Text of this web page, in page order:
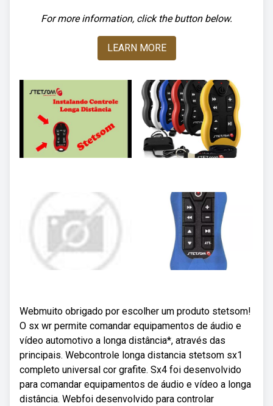
For more information, click the button below.
LEARN MORE
Webmuito obrigado por escolher um produto stetsom!
O sx wr permite comandar equipamentos de áudio e
vídeo automotivo a longa distância*, através das
principais. Webcontrole longa distancia stetsom sx1
completo universal cor grafite. Sx4 foi desenvolvido
para comandar equipamentos de áudio e vídeo a longa
distância. Webfoi desenvolvido para controlar